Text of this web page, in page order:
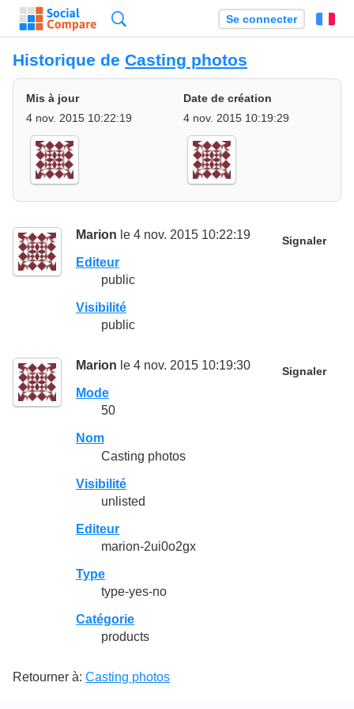
Se connecter
Historique de Casting photos
Mis à jour
4 nov. 2015 10:22:19
Date de création
4 nov. 2015 10:19:29
Marion le 4 nov. 2015 10:22:19 Signaler
Editeur
public
Visibilité
public
Marion le 4 nov. 2015 10:19:30 Signaler
Mode
50
Nom
Casting photos
Visibilité
unlisted
Editeur
marion-2ui0o2gx
Type
type-yes-no
Catégorie
products
Retourner à: Casting photos